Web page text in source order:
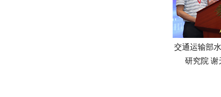
交通运输部
研究院 谢